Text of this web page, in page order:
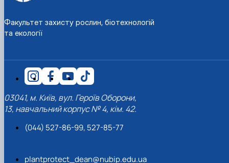
Факультет захисту рослин, біотехнологій
та екології
03041, м. Київ, вул. Героїв Оборони,
13, навчальний корпус № 4, кім. 42.
(044) 527-86-99, 527-85-77
plantprotect_dean@nubip.edu.ua